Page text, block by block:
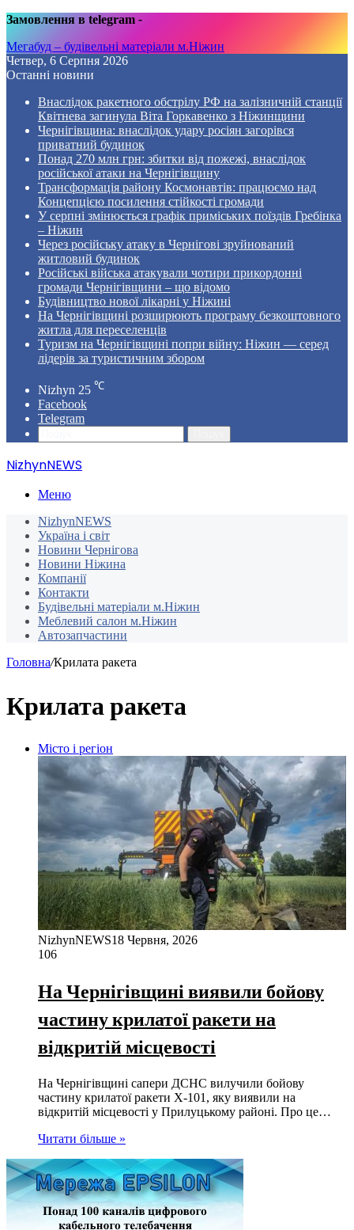
Замовлення в telegram -
Мегабуд – будівельні матеріали м.Ніжин
Четвер, 6 Серпня 2026
Останні новини
Внаслідок ракетного обстрілу РФ на залізничній станції
Квітнева загинула Віта Горкавенко з Ніжинщини
Чернігівщина: внаслідок удару росіян загорівся
приватний будинок
Понад 270 млн грн: збитки від пожежі, внаслідок
російської атаки на Чернігівщину
Трансформація району Космонавтів: працюємо над
Концепцією посилення стійкості громади
У серпні змінюється графік приміських поїздів Гребінка
– Ніжин
Через російську атаку в Чернігові зруйнований
житловий будинок
Російські війська атакували чотири прикордонні
громади Чернігівщини – що відомо
Будівництво нової лікарні у Ніжині
На Чернігівщині розширюють програму безкоштовного
житла для переселенців
Туризм на Чернігівщині попри війну: Ніжин — серед
лідерів за туристичним збором
Nizhyn 25 ℃
Facebook
Telegram
NizhynNEWS
Меню
NizhynNEWS
Україна і світ
Новини Чернігова
Новини Ніжина
Компанії
Контакти
Будівельні матеріали м.Ніжин
Меблевий салон м.Ніжин
Автозапчастини
Головна/Крилата ракета
Крилата ракета
Місто і регіон
NizhynNEWS18 Червня, 2026
106
На Чернігівщині виявили бойову
частину крилатої ракети на
відкритій місцевості
На Чернігівщині сапери ДСНС вилучили бойову
частину крилатої ракети Х-101, яку виявили на
відкритій місцевості у Прилуцькому районі. Про це…
Читати більше »